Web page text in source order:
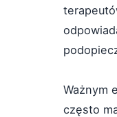
Ważnym
często